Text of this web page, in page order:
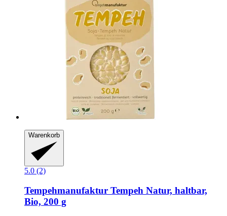
Warenkorb
5.0 (2)
Tempehmanufaktur Tempeh Natur, haltbar,
Bio, 200 g